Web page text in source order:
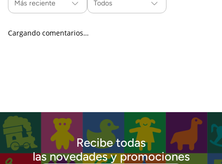
Más reciente Todos
Cargando comentarios…
Recibe todas
las novedades y promociones